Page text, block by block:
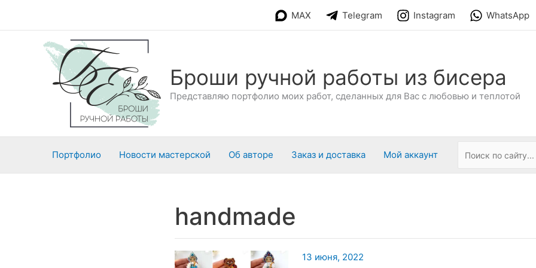
MAX Telegram Instagram WhatsApp
Броши ручной работы из бисера
Представляю портфолио моих работ, сделанных для Вас с любовью и теплотой
Портфолио Новости мастерской Об авторе Заказ и доставка Мой аккаунт
handmade
13 июня, 2022